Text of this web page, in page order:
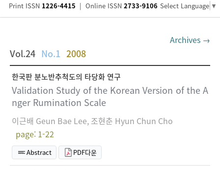
Print ISSN 1226-4415 | Online ISSN 2733-9106 Select Language ▼
Archives →
Vol.24 No.1 2008
한국판 분노반추척도의 타당화 연구
Validation Study of the Korean Version of the A
nger Rumination Scale
이근배 Geun Bae Lee, 조현춘 Hyun Chun Cho
page: 1-22
Abstract PDF다운